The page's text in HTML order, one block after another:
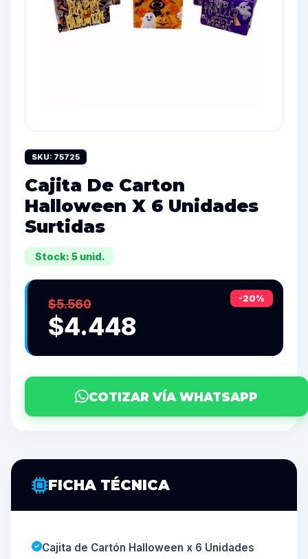
SKU: 75725
Cajita De Carton
Halloween X 6 Unidades
Surtidas
Stock: 5 unid.
-20%
$5.560
$4.448
COTIZAR VÍA WHATSAPP
FICHA TÉCNICA
Cajita de Cartón Halloween x 6 Unidades